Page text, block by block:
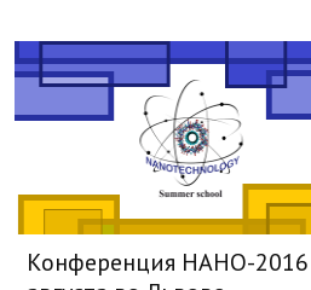
Конференция НАНО-2016